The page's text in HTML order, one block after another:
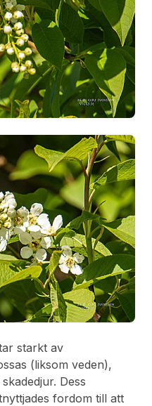
starkt av
(liksom veden),
Dess
fordom till att